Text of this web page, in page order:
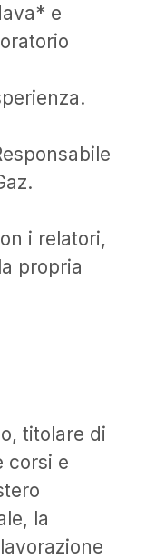
e
i relatori,
propria
titolare di
corsi e
la